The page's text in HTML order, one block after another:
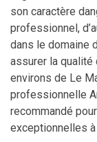
son caractère
professionnel,
dans le domaine
assurer la qualité
environs de Le
professionnelle
recommandé
exceptionnelles